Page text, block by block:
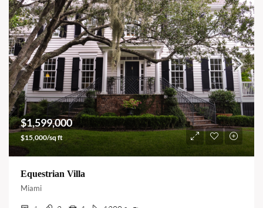
$1,599,000
$15,000/sq ft
Equestrian Villa
Miami